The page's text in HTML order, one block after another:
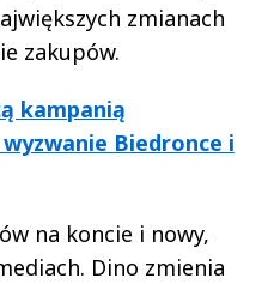
zmianach
zakupów.
kampanią
Biedronce i
na koncie i nowy,
Dino zmienia